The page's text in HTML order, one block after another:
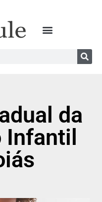
da
Infantil